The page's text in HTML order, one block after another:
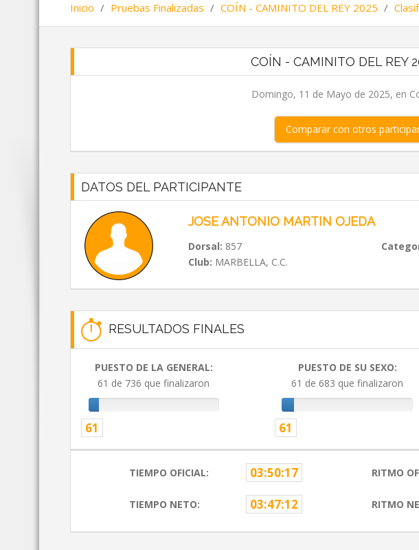
Inicio / Pruebas Finalizadas / COÍN - CAMINITO DEL REY 2025 /
COÍN - CAMINITO DEL REY
Domingo, 11 de Mayo de 2025, en
Comparar con otros
DATOS DEL PARTICIPANTE
JOSE ANTONIO MARTIN OJEDA
Dorsal: 857
Club: MARBELLA, C.C.
RESULTADOS FINALES
PUESTO DE LA GENERAL:
61 de 736 que finalizaron
61
PUESTO DE SU SEXO:
61 de 683 que finalizaron
61
TIEMPO OFICIAL: 03:50:17 RITMO
TIEMPO NETO: 03:47:12 RITMO